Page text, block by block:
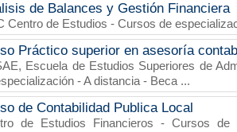
de Balances y Gestión Financiera
Centro de Estudios - Cursos de
Práctico superior en asesoría
Escuela de Estudios Superiores de
- A distancia - Beca ...
de Contabilidad Publica Local
de Estudios Financieros - Cursos de